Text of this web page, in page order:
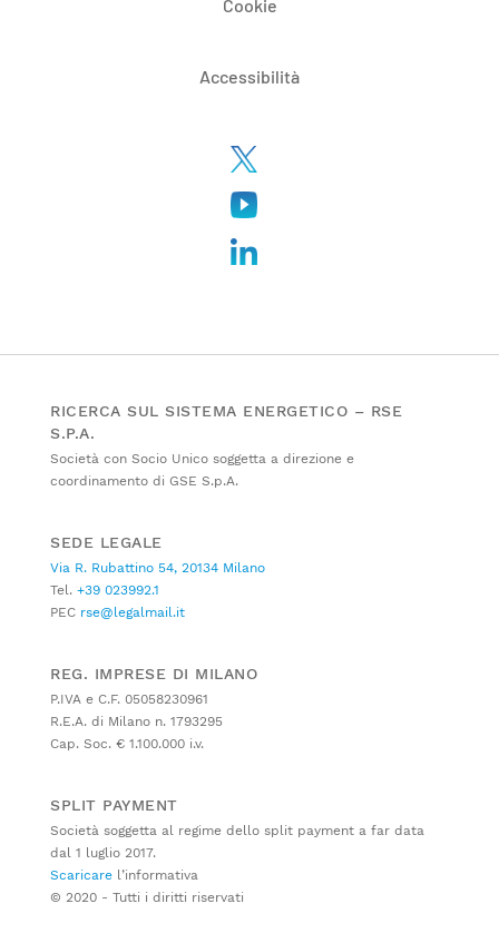
Cookie
Accessibilità
RICERCA SUL SISTEMA ENERGETICO – RSE
S.P.A.
Società con Socio Unico soggetta a direzione e
coordinamento di GSE S.p.A.
SEDE LEGALE
Via R. Rubattino 54, 20134 Milano
Tel. +39 023992.1
PEC rse@legalmail.it
REG. IMPRESE DI MILANO
P.IVA e C.F. 05058230961
R.E.A. di Milano n. 1793295
Cap. Soc. € 1.100.000 i.v.
SPLIT PAYMENT
Società soggetta al regime dello split payment a far data
dal 1 luglio 2017.
Scaricare l’informativa
© 2020 - Tutti i diritti riservati